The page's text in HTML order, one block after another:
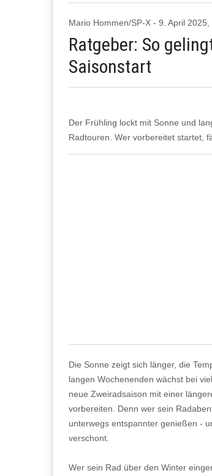
Mario Hommen/SP-X - 9. April
Ratgeber: So
Saisonstart
Der Frühling lockt mit Sonne und
Radtouren. Wer vorbereitet startet,
Die Sonne zeigt sich länger, die
langen Wochenenden wächst bei
neue Zweiradsaison mit einer
vorbereiten. Denn wer sein
unterwegs entspannter genießen -
verschont.
Wer sein Rad über den Winter